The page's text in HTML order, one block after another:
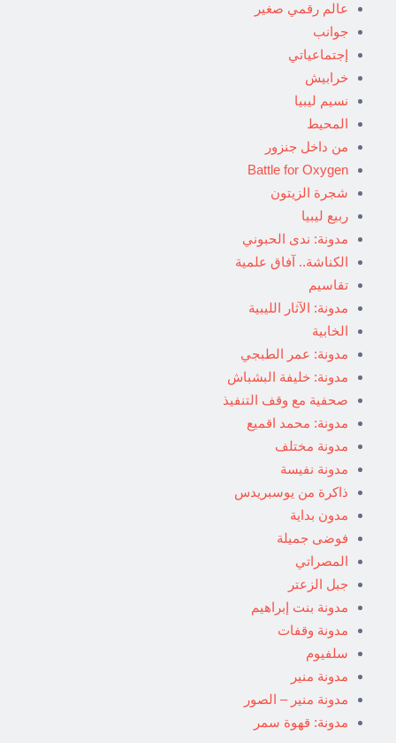
عالم رقمي صغير
جوانب
إجتماعياتي
خرابيش
نسيم ليبيا
المحيط
من داخل جنزور
Battle for Oxygen
شجرة الزيتون
ربيع ليبيا
مدونة: ندى الحبوني
الكناشة.. آفاق علمية
تقاسيم
مدونة: الآثار الليبية
الخابية
مدونة: عمر الطبجي
مدونة: خليفة البشباش
صحفية مع وقف التنفيذ
مدونة: محمد اقميع
مدونة مختلف
مدونة نفيسة
ذاكرة من يوسبريدس
مدون بداية
فوضى جميلة
المصراتي
جبل الزعتر
مدونة بنت إبراهيم
مدونة وقفات
سلفيوم
مدونة منير
مدونة منير – الصور
مدونة: قهوة سمر